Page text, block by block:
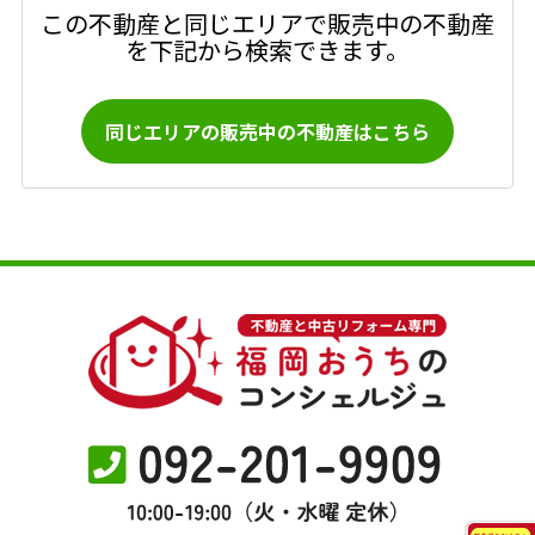
この不動産と同じエリアで販売中の不動産
を下記から検索できます。